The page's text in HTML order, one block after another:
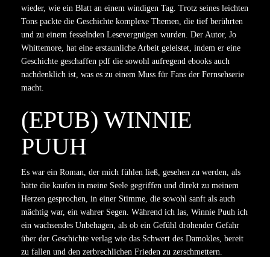
wieder, wie ein Blatt an einem windigen Tag. Trotz seines leichten
Tons packte die Geschichte komplexe Themen, die tief berührten
und zu einem fesselnden Lesevergnügen wurden. Der Autor, Jo
Whittemore, hat eine erstaunliche Arbeit geleistet, indem er eine
Geschichte geschaffen pdf die sowohl aufregend ebooks auch
nachdenklich ist, was es zu einem Muss für Fans der Fernsehserie
macht.
(EPUB) WINNIE
PUUH
Es war ein Roman, der mich fühlen ließ, gesehen zu werden, als
hätte die kaufen in meine Seele gegriffen und direkt zu meinem
Herzen gesprochen, in einer Stimme, die sowohl sanft als auch
mächtig war, ein wahrer Segen. Während ich las, Winnie Puuh ich
ein wachsendes Unbehagen, als ob ein Gefühl drohender Gefahr
über der Geschichte verlag wie das Schwert des Damokles, bereit
zu fallen und den zerbrechlichen Frieden zu zerschmettern.